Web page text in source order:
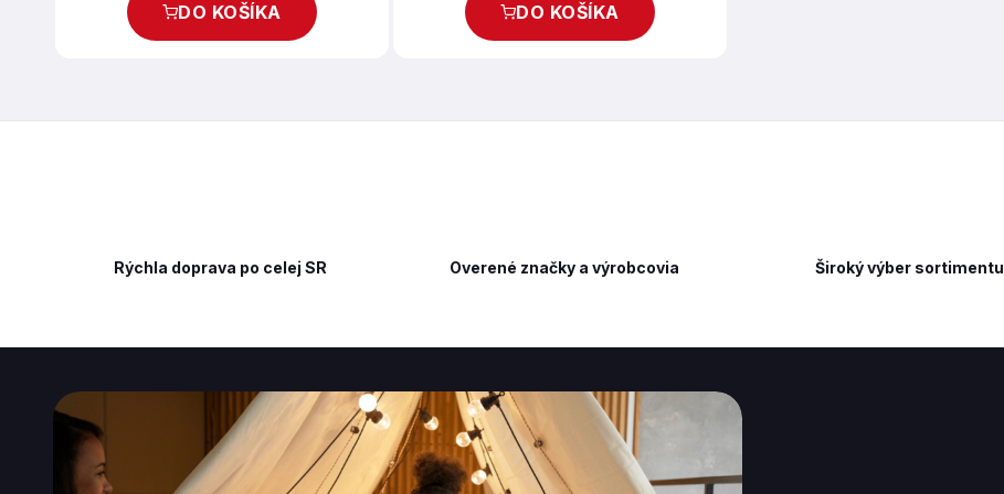
DO KOŠÍKA DO KOŠÍKA
Overené značky a výrobcovia
Rýchla doprava po celej SR Široký výber sortimentu